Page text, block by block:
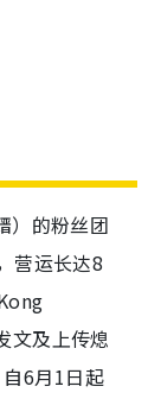
）的粉丝团
营运长达8
文及上传熄
6月1日起